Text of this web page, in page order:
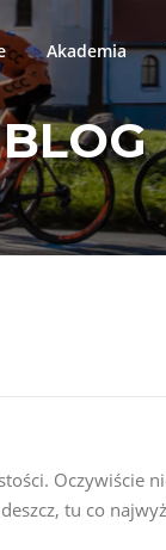
Akademia
BLOG
Oczywiście
tu co